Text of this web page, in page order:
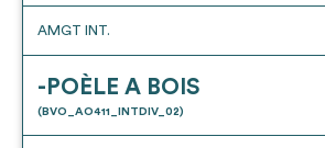
AMGT INT.
-POÈLE A BOIS
(BVO_AO411_INTDIV_02)